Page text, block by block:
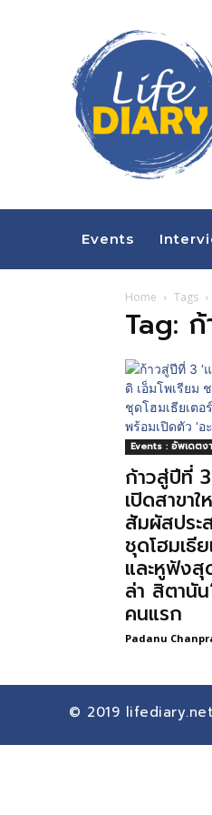
Events
Home Tags
Tag:
Events : อัพเดตง
ก้าวสู่ปีที่
เปิดสาขา
สัมผัสปร
ชุดโฮมเธี
และหูฟังสุ
ล่า สิตานั
คนแรก
Padanu
© 2019 lifediary.net